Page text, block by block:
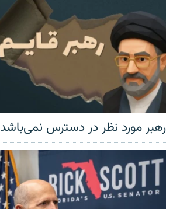
رهبر مورد نظر در دسترس نمی‌باشد